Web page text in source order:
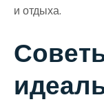
и отдыха.